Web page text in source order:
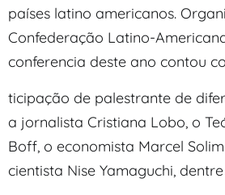
países latino americanos.
Confederação Latino-
conferencia deste ano contou
ticipação de palestrante de
a jornalista Cristiana Lobo, o
Boff, o economista Marcel
cientista Nise Yamaguchi,